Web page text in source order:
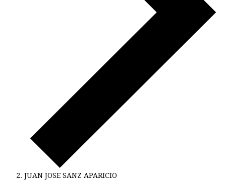
JUAN JOSE SANZ APARICIO